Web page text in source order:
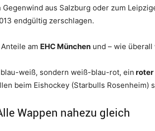
aus Salzburg oder zum
endgültig zerschlagen.
am EHC München und – wie überall
weiß, sondern weiß-blau-rot, ein roter
beim Eishockey (Starbulls Rosenheim)
Wappen nahezu gleich